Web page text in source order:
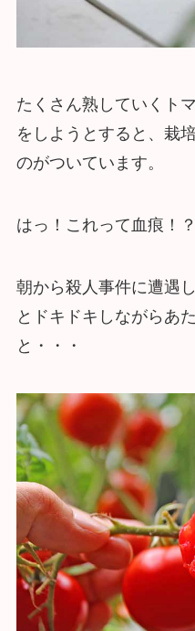
たくさん熟していくト
をしようとすると、栽
のがついています。
はっ！これって血痕！？
朝から殺人事件に遭遇
とドキドキしながらあ
と・・・